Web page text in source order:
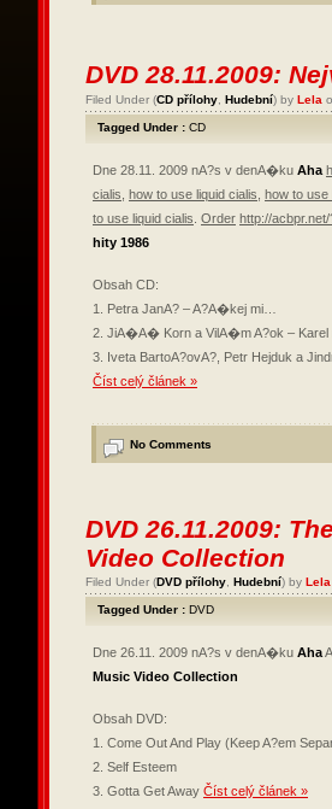
DVD 28.11.2009:
Filed Under (CD přílohy Hudební) by Lela
Tagged Under : CD
Dne 28.11. 2009 nA?s v denA�ku Aha
cialis how to use liquid cialis how to use
to use liquid cialis Order http://
hity 1986
Obsah CD:
1. Petra JanA? – A?A�kej mi…
2. JiA�A� Korn a VilA�m A?ok – Karel
3. Iveta BartoA?ovA?, Petr Hejduk a
Číst celý článek »
No Comments
DVD 26.11.2009:
Video Collection
Filed Under (DVD přílohy Hudební) by Lela
Tagged Under : DVD
Dne 26.11. 2009 nA?s v denA�ku Aha
Music Video Collection
Obsah DVD:
1. Come Out And Play (Keep A?em
2. Self Esteem
3. Gotta Get Away Číst celý článek »